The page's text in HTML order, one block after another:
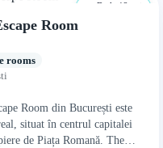
De la 12 ani
Room
rooms
Room din București este
situat în centrul capitalei
de Piața Romană. The